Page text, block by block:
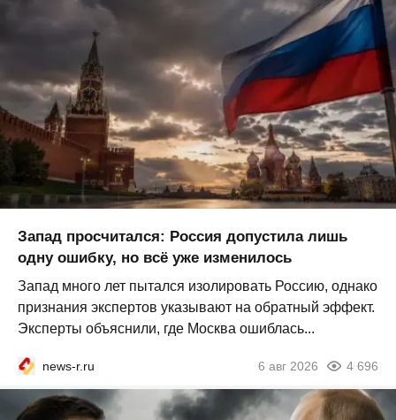
Запад просчитался: Россия допустила лишь
одну ошибку, но всё уже изменилось
Запад много лет пытался изолировать Россию, однако
признания экспертов указывают на обратный эффект.
Эксперты объяснили, где Москва ошиблась...
news-r.ru 6 авг 2026 4 696